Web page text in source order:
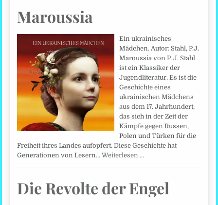
Maroussia
Ein ukrainisches
Mädchen. Autor: Stahl, P.J.
Maroussia von P. J. Stahl
ist ein Klassiker der
Jugendliteratur. Es ist die
Geschichte eines
ukrainischen Mädchens
aus dem 17. Jahrhundert,
das sich in der Zeit der
Kämpfe gegen Russen,
Polen und Türken für die
Freiheit ihres Landes aufopfert. Diese Geschichte hat
Generationen von Lesern…Weiterlesen …
Die Revolte der Engel